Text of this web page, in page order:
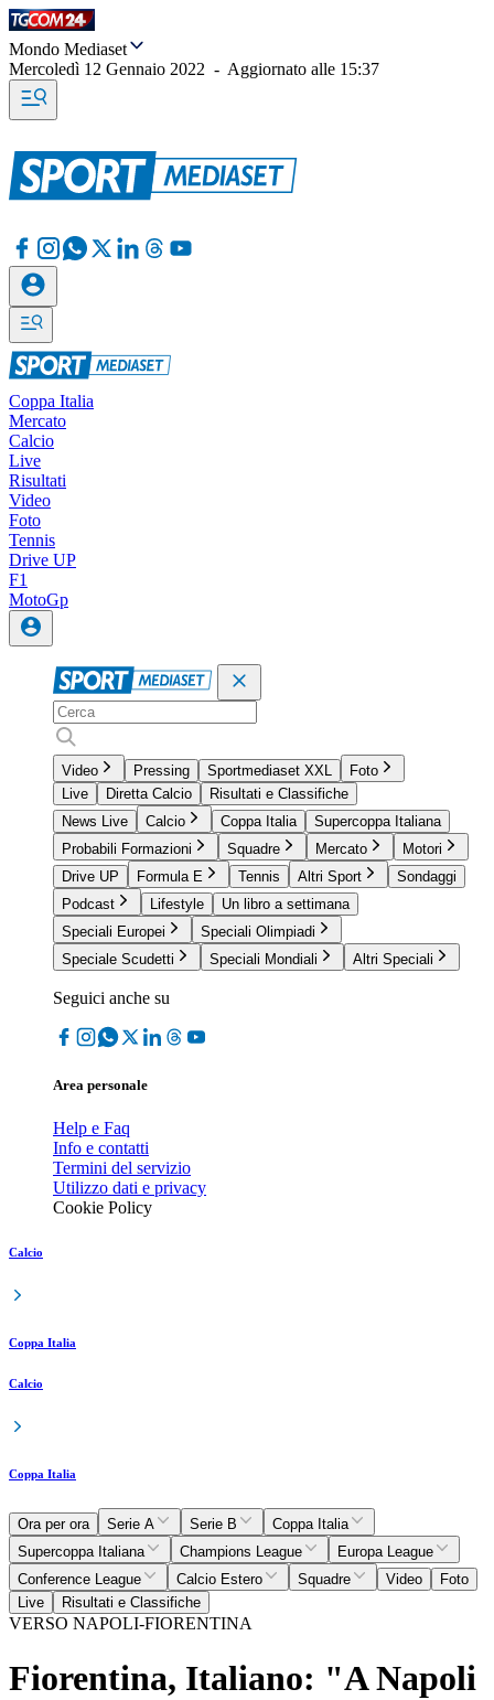
Mondo Mediaset
Mercoledì 12 Gennaio 2022 - Aggiornato alle 15:37
Coppa Italia
Mercato
Calcio
Live
Risultati
Video
Foto
Tennis
Drive UP
F1
MotoGp
Video Pressing Sportmediaset XXL
Foto
Live
Diretta Calcio
Risultati e Classifiche
News Live
Calcio Coppa Italia
Supercoppa Italiana
Probabili Formazioni
Squadre Mercato
Motori
Drive UP
Formula E Tennis Altri Sport
Sondaggi
Podcast
Lifestyle
Un libro a settimana
Speciali Europei
Speciali Olimpiadi
Speciale Scudetti
Speciali Mondiali Altri Speciali
Seguici anche su
Area personale
Help e Faq
Info e contatti
Termini del servizio
Utilizzo dati e privacy
Cookie Policy
Calcio
Coppa Italia
Calcio
Coppa Italia
Ora per ora Serie A Serie B
Coppa Italia
Supercoppa Italiana
Champions League
Europa League
Conference League
Calcio Estero Squadre Video
Foto
Live
Risultati e Classifiche
VERSO NAPOLI-FIORENTINA
Fiorentina, Italiano: "A Napoli